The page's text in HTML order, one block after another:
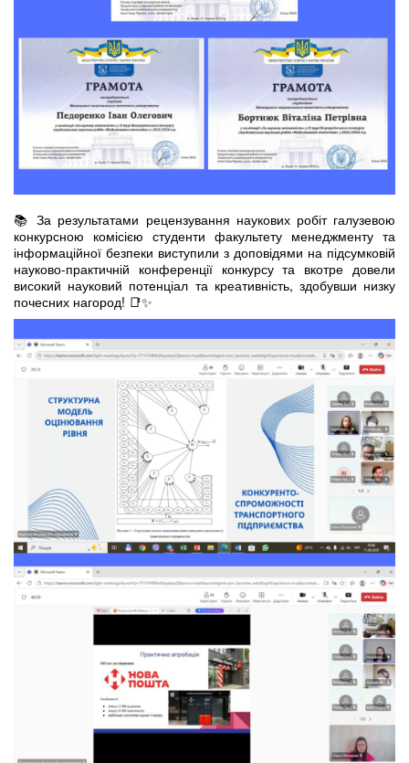
📚 За результатами рецензування наукових робіт галузевою
конкурсною комісією студенти факультету менеджменту та
інформаційної безпеки виступили з доповідями на підсумковій
науково-практичній конференції конкурсу та вкотре довели
високий науковий потенціал та креативність, здобувши низку
почесних нагород! 📑✨